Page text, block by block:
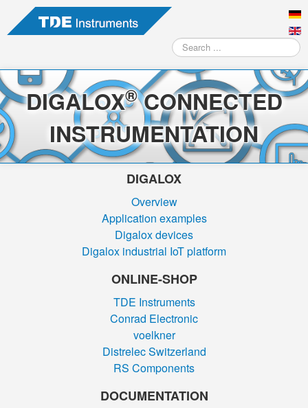
Search
...
DIGALOX®CONNECTED
INSTRUMENTATION
DIGALOX
Overview
Application examples
Digalox devices
Digalox industrial IoT platform
ONLINE-SHOP
TDE Instruments
Conrad Electronic
voelkner
Distrelec Switzerland
RS Components
DOCUMENTATION